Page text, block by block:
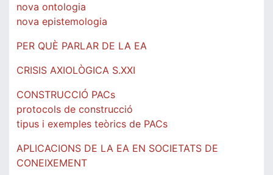
nova ontologia
nova epistemologia
PER QUÈ PARLAR DE LA EA
CRISIS AXIOLÒGICA S.XXI
CONSTRUCCIÓ PACs
protocols de construcció
tipus i exemples teòrics de PACs
APLICACIONS DE LA EA EN SOCIETATS DE
CONEIXEMENT